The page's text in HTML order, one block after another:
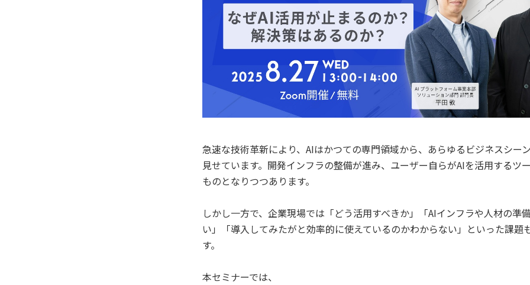
急速な技術革新により、AIはかつての専門領域から、あらゆるビジネスシー
見せています。開発インフラの整備が進み、ユーザー自らがAIを活用するツ
ものとなりつつあります。
しかし一方で、企業現場では「どう活用すべきか」「AIインフラや人材の準
い」「導入してみたがと効率的に使えているのかわからない」といった課題
す。
本セミナーでは、